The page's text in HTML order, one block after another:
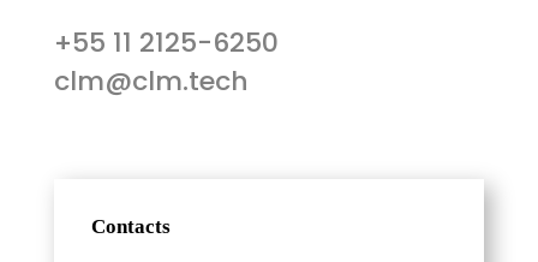
+55 11 2125-6250
clm@clm.tech
Contacts